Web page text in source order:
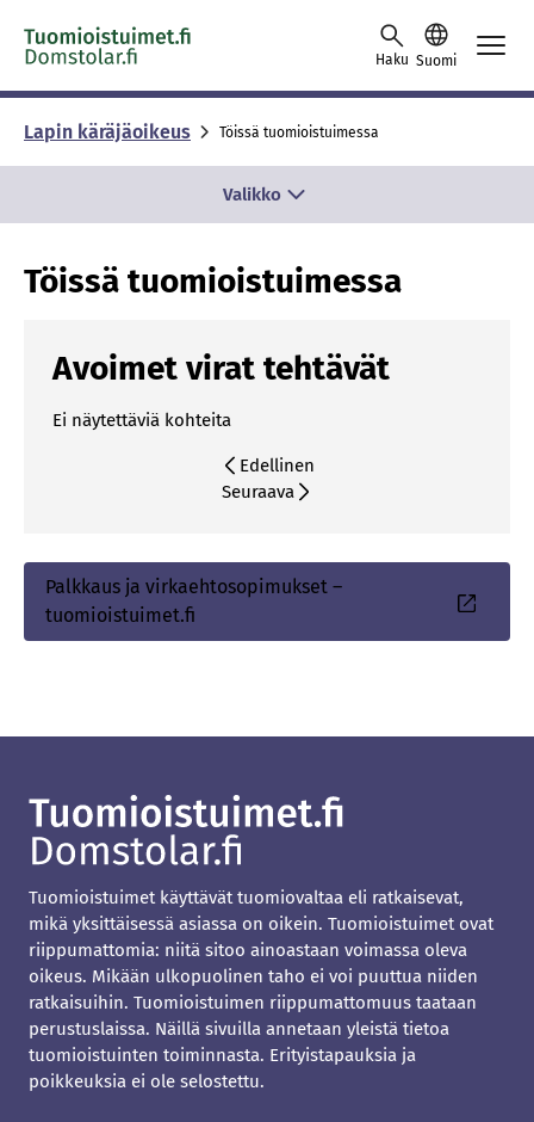
Skip to content -saavutettavuusohje
Haku Suomi
Lapin käräjäoikeus Töissä tuomioistuimessa
Valikko
Töissä tuomioistuimessa
Avoimet virat tehtävät
Ei näytettäviä kohteita
Edellinen
Seuraava
Palkkaus ja virkaehtosopimukset –
tuomioistuimet.fi
linkki
Tuomioistuimet käyttävät tuomiovaltaa eli ratkaisevat,
mikä yksittäisessä asiassa on oikein. Tuomioistuimet ovat
riippumattomia: niitä sitoo ainoastaan voimassa oleva
oikeus. Mikään ulkopuolinen taho ei voi puuttua niiden
ratkaisuihin. Tuomioistuimen riippumattomuus taataan
perustuslaissa. Näillä sivuilla annetaan yleistä tietoa
tuomioistuinten toiminnasta. Erityistapauksia ja
poikkeuksia ei ole selostettu.